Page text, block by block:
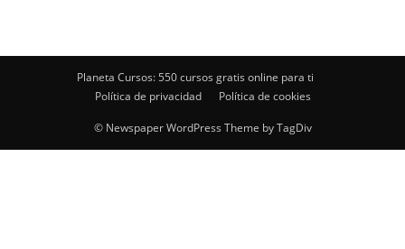
Planeta Cursos: 550 cursos gratis online para ti
Política de privacidad
Política de cookies
© Newspaper WordPress Theme by TagDiv